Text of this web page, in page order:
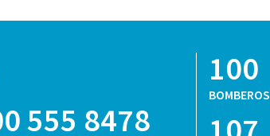
555 8478
100
BOMBEROS